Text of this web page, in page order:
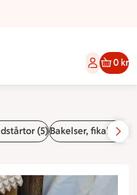
0 kr
(5)Bakelser, fikabröd